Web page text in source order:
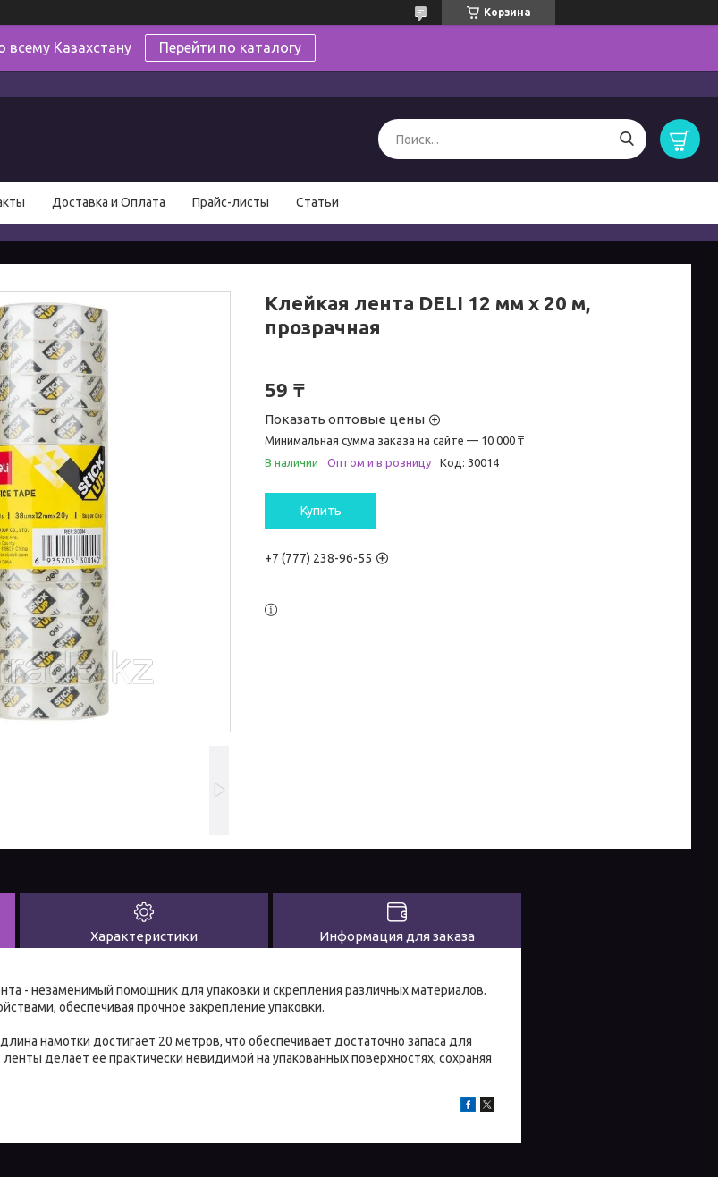
Корзина
всему Казахстану Перейти по каталогу
Доставка и Оплата Прайс-листы Статьи
Клейкая лента DELI 12 мм х 20 м,
прозрачная
59 ₸
Показать оптовые цены
Минимальная сумма заказа на сайте — 10 000 ₸
В наличии
Оптом и в розницу Код: 30014
Купить
+7 (777) 238-96-55
Характеристики Информация для заказа
- незаменимый помощник для упаковки и скрепления различных материалов.
обеспечивая прочное закрепление упаковки.
намотки достигает 20 метров, что обеспечивает достаточно запаса для
делает ее практически невидимой на упакованных поверхностях, сохраняя